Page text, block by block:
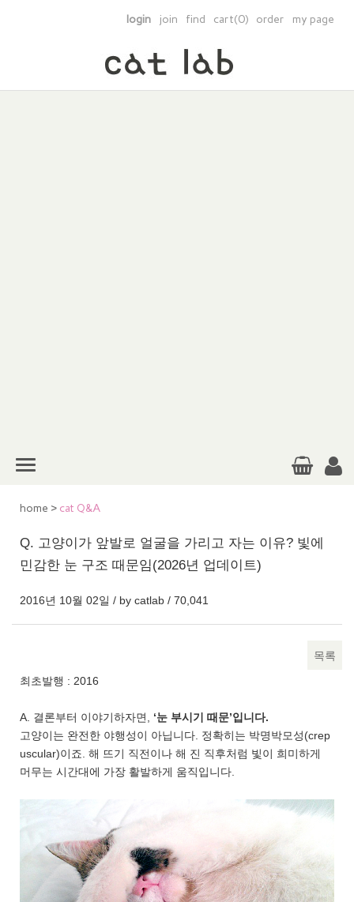
login join find cart(0) order my page
home > cat Q&A
Q. 고양이가 앞발로 얼굴을 가리고 자는 이유? 빛에
민감한 눈 구조 때문임(2026년 업데이트)
2016년 10월 02일 / by catlab / 70,041
목록
본문
최초발행 : 2016
A. 결론부터 이야기하자면,
‘눈 부시기 때문’입니다.
고양이는 완전한 야행성이 아닙니다. 정확히는 박명박모성(crep
uscular)이죠. 해 뜨기 직전이나 해 진 직후처럼 빛이 희미하게
머무는 시간대에 가장 활발하게 움직입니다.